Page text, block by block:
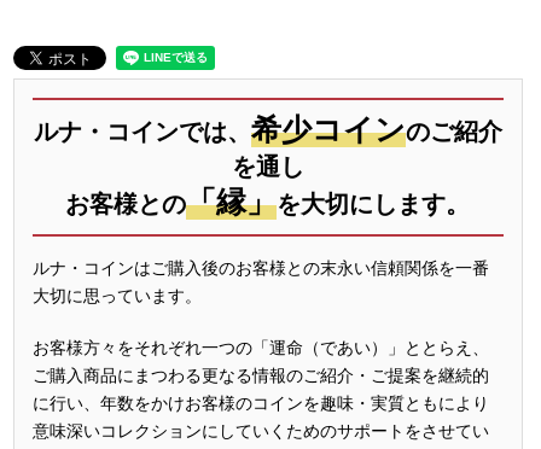
ルナ・コインでは、 希少コインのご紹介
を通し
お客様との「縁」を大切にします。
ルナ・コインはご購入後のお客様との末永い信頼関係を一番
大切に思っています。
お客様方々をそれぞれ一つの「運命（であい）」ととらえ、
ご購入商品にまつわる更なる情報のご紹介・ご提案を継続的
に行い、年数をかけお客様のコインを趣味・実質ともにより
意味深いコレクションにしていくためのサポートをさせてい